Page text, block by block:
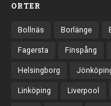
ORTER
Bollnäs Borlänge
Fagersta Finspång
Helsingborg
Linköping Liverpool